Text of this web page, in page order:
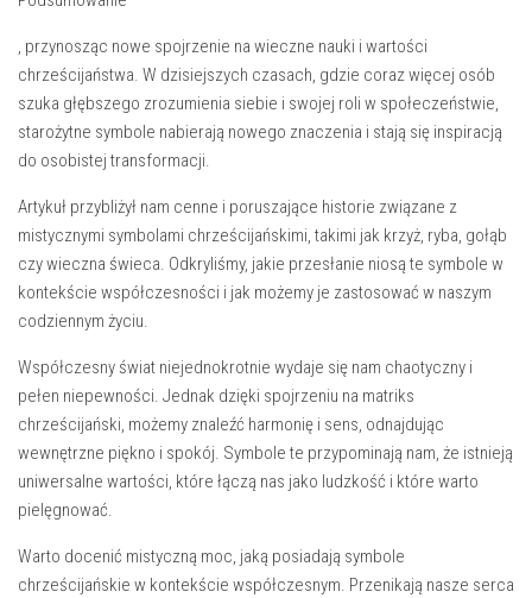
,‍ przynosząc nowe spojrzenie na wieczne​ nauki i wartości
chrześcijaństwa. ⁢W dzisiejszych czasach,⁣ gdzie coraz ⁣więcej osób
szuka głębszego ⁤zrozumienia ⁢siebie i swojej roli w społeczeństwie,
starożytne symbole nabierają nowego znaczenia i stają się ⁣inspiracją‍
do‌ osobistej⁣ transformacji.
Artykuł ​przybliżył ‌nam ⁤cenne i ​poruszające historie związane z
mistycznymi symbolami chrześcijańskimi, takimi jak ⁢krzyż, ‍ryba, gołąb
czy wieczna świeca. Odkryliśmy, jakie przesłanie niosą te symbole ⁤w
kontekście współczesności i jak możemy je⁢ zastosować w naszym
codziennym życiu.
Współczesny świat niejednokrotnie​ wydaje się nam chaotyczny ‌i
⁢pełen niepewności. Jednak‍ dzięki spojrzeniu na matriks
chrześcijański, możemy znaleźć harmonię i sens, odnajdując
wewnętrzne​ piękno i‍ spokój. Symbole ‍te przypominają nam, ‌że istnieją
uniwersalne ‍wartości, które łączą nas jako ludzkość i ⁣które⁤ warto⁤
pielęgnować.
Warto docenić mistyczną ⁢moc, jaką⁤ posiadają⁣ symbole
chrześcijańskie w kontekście współczesnym. ‍Przenikają ⁣nasze serca